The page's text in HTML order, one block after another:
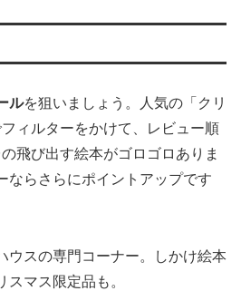
ルを狙いましょう。人気の「クリ
ィルターをかけて、レビュー順
飛び出す絵本がゴロゴロありま
ならさらにポイントアップです
ウスの専門コーナー。しかけ絵本
マス限定品も。